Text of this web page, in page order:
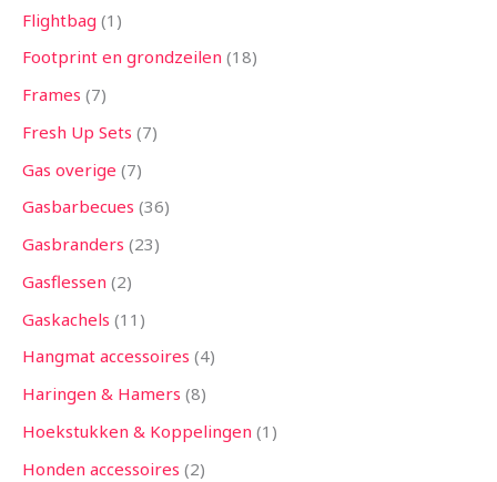
Flightbag 1
Footprint en grondzeilen 18
Frames 7
Fresh Up Sets 7
Gas overige 7
Gasbarbecues 36
Gasbranders 23
Gasflessen 2
Gaskachels 11
Hangmat accessoires 4
Haringen & Hamers 8
Hoekstukken & Koppelingen 1
Honden accessoires 2